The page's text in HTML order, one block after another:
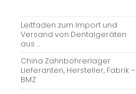
Leitfaden zum Import und
Versand von Dentalgeräten
aus …
China Zahnbohrerlager
Lieferanten, Hersteller, Fabrik –
BMZ